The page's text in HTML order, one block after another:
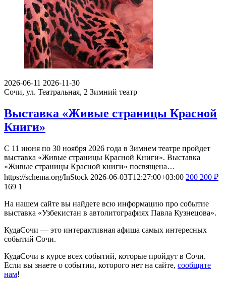
2026-06-11 2026-11-30
Сочи, ул. Театральная, 2 Зимний театр
Выставка «Живые страницы Красной
Книги»
С 11 июня по 30 ноября 2026 года в Зимнем театре пройдет
выставка «Живые страницы Красной Книги». Выставка
«Живые страницы Красной книги» посвящена…
https://schema.org/InStock 2026-06-03T12:27:00+03:00 200 200 ₽
169 1
На нашем сайте вы найдете всю информацию про событие
выставка «Узбекистан в автолитографиях Павла Кузнецова».
КудаСочи — это интерактивная афиша самых интересных
событий Сочи.
КудаСочи в курсе всех событий, которые пройдут в Сочи.
Если вы знаете о событии, которого нет на сайте, сообщите
нам!